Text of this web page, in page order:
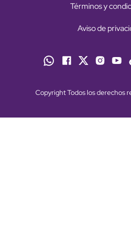
Términos y
Aviso de
Copyright Todos los derechos